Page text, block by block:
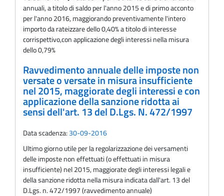
annuali, a titolo di saldo per l'anno 2015 e di primo acconto
per l'anno 2016, maggiorando preventivamente l'intero
importo da rateizzare dello 0,40% a titolo di interesse
corrispettivo,con applicazione degli interessi nella misura
dello 0,79%
Ravvedimento annuale delle imposte non
versate o versate in misura insufficiente
nel 2015, maggiorate degli interessi e con
applicazione della sanzione ridotta ai
sensi dell'art. 13 del D.Lgs. N. 472/1997
Data scadenza: 30-09-2016
Ultimo giorno utile per la regolarizzazione dei versamenti
delle imposte non effettuati (o effettuati in misura
insufficiente) nel 2015, maggiorate degli interessi legali e
della sanzione ridotta nella misura indicata dall'art. 13 del
D.Lgs. n. 472/1997 (ravvedimento annuale)